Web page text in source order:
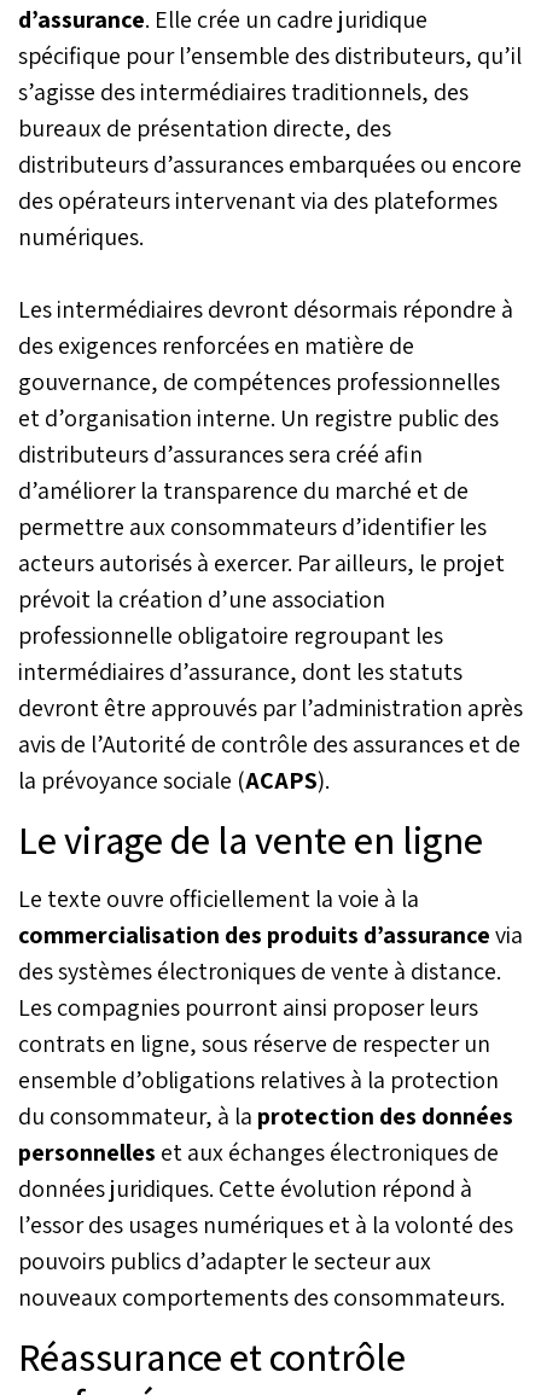
d’assurance. Elle crée un cadre juridique
spécifique pour l’ensemble des distributeurs, qu’il
s’agisse des intermédiaires traditionnels, des
bureaux de présentation directe, des
distributeurs d’assurances embarquées ou encore
des opérateurs intervenant via des plateformes
numériques.
Les intermédiaires devront désormais répondre à
des exigences renforcées en matière de
gouvernance, de compétences professionnelles
et d’organisation interne. Un registre public des
distributeurs d’assurances sera créé afin
d’améliorer la transparence du marché et de
permettre aux consommateurs d’identifier les
acteurs autorisés à exercer. Par ailleurs, le projet
prévoit la création d’une association
professionnelle obligatoire regroupant les
intermédiaires d’assurance, dont les statuts
devront être approuvés par l’administration après
avis de l’Autorité de contrôle des assurances et de
la prévoyance sociale (ACAPS).
Le virage de la vente en ligne
Le texte ouvre officiellement la voie à la
commercialisation des produits d’assurancevia
des systèmes électroniques de vente à distance.
Les compagnies pourront ainsi proposer leurs
contrats en ligne, sous réserve de respecter un
ensemble d’obligations relatives à la protection
du consommateur, à la protection des données
personnelles et aux échanges électroniques de
données juridiques. Cette évolution répond à
l’essor des usages numériques et à la volonté des
pouvoirs publics d’adapter le secteur aux
nouveaux comportements des consommateurs.
Réassurance et contrôle